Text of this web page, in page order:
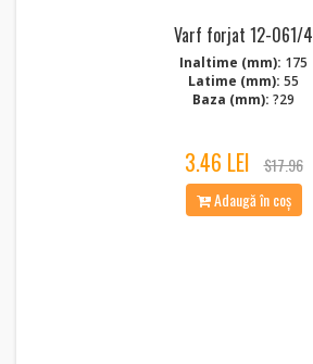
Varf forjat 12-061/4
Inaltime (mm): 175
Latime (mm): 55
Baza (mm): ?29
3.46 LEI
$17.96
Adaugă în coș